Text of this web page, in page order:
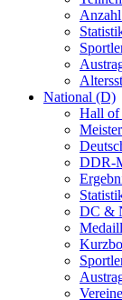
National (D)
Hall of
DDR-
DC &
Vereine